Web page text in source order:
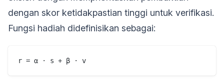
dengan skor ketidakpastian tinggi untuk verifikasi.
Fungsi hadiah didefinisikan sebagai: